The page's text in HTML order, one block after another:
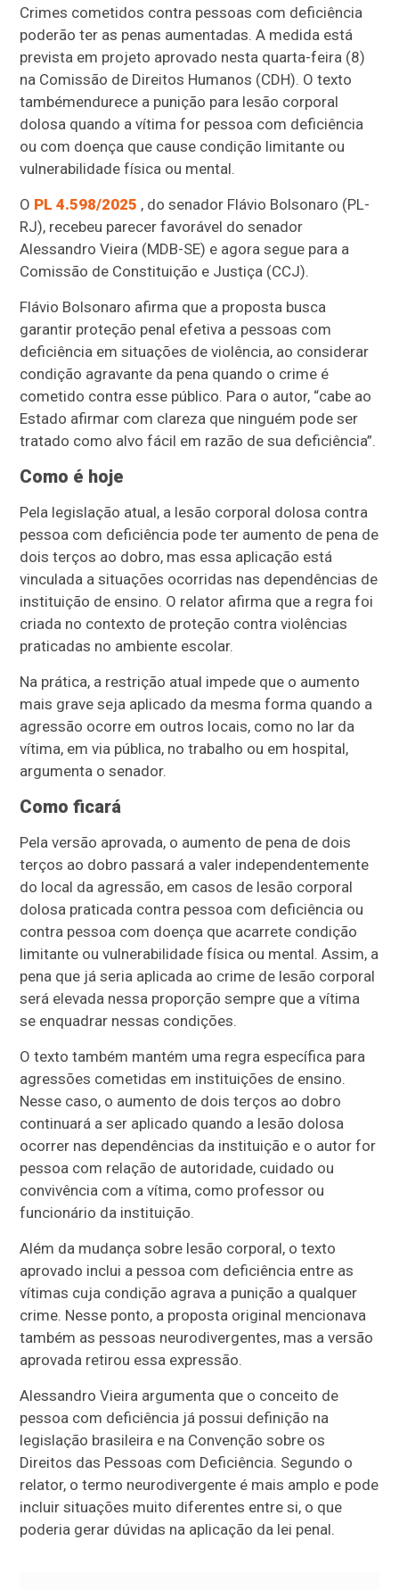
Crimes cometidos contra pessoas com deficiência
poderão ter as penas aumentadas. A medida está
prevista em projeto aprovado nesta quarta-feira (8)
na Comissão de Direitos Humanos (CDH). O texto
tambémendurece a punição para lesão corporal
dolosa quando a vítima for pessoa com deficiência
ou com doença que cause condição limitante ou
vulnerabilidade física ou mental.
O PL 4.598/2025 , do senador Flávio Bolsonaro (PL-
RJ), recebeu parecer favorável do senador
Alessandro Vieira (MDB-SE) e agora segue para a
Comissão de Constituição e Justiça (CCJ).
Flávio Bolsonaro afirma que a proposta busca
garantir proteção penal efetiva a pessoas com
deficiência em situações de violência, ao considerar
condição agravante da pena quando o crime é
cometido contra esse público. Para o autor, “cabe ao
Estado afirmar com clareza que ninguém pode ser
tratado como alvo fácil em razão de sua deficiência”.
Como é hoje
Pela legislação atual, a lesão corporal dolosa contra
pessoa com deficiência pode ter aumento de pena de
dois terços ao dobro, mas essa aplicação está
vinculada a situações ocorridas nas dependências de
instituição de ensino. O relator afirma que a regra foi
criada no contexto de proteção contra violências
praticadas no ambiente escolar.
Na prática, a restrição atual impede que o aumento
mais grave seja aplicado da mesma forma quando a
agressão ocorre em outros locais, como no lar da
vítima, em via pública, no trabalho ou em hospital,
argumenta o senador.
Como ficará
Pela versão aprovada, o aumento de pena de dois
terços ao dobro passará a valer independentemente
do local da agressão, em casos de lesão corporal
dolosa praticada contra pessoa com deficiência ou
contra pessoa com doença que acarrete condição
limitante ou vulnerabilidade física ou mental. Assim, a
pena que já seria aplicada ao crime de lesão corporal
será elevada nessa proporção sempre que a vítima
se enquadrar nessas condições.
O texto também mantém uma regra específica para
agressões cometidas em instituições de ensino.
Nesse caso, o aumento de dois terços ao dobro
continuará a ser aplicado quando a lesão dolosa
ocorrer nas dependências da instituição e o autor for
pessoa com relação de autoridade, cuidado ou
convivência com a vítima, como professor ou
funcionário da instituição.
Além da mudança sobre lesão corporal, o texto
aprovado inclui a pessoa com deficiência entre as
vítimas cuja condição agrava a punição a qualquer
crime. Nesse ponto, a proposta original mencionava
também as pessoas neurodivergentes, mas a versão
aprovada retirou essa expressão.
Alessandro Vieira argumenta que o conceito de
pessoa com deficiência já possui definição na
legislação brasileira e na Convenção sobre os
Direitos das Pessoas com Deficiência. Segundo o
relator, o termo neurodivergente é mais amplo e pode
incluir situações muito diferentes entre si, o que
poderia gerar dúvidas na aplicação da lei penal.